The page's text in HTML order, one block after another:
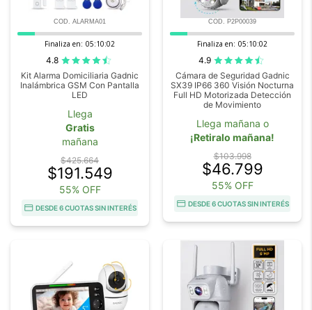
COD. ALARMA01
Finaliza en: 05:10:00
4.8
Kit Alarma Domiciliaria Gadnic
Inalámbrica GSM Con Pantalla
LED
Llega
Gratis
mañana
$425.664
$191.549
55% OFF
DESDE 6 CUOTAS SIN INTERÉS
COD. P2P00039
Finaliza en: 05:10:00
4.9
Cámara de Seguridad Gadnic
SX39 IP66 360 Visión Nocturna
Full HD Motorizada Detección
de Movimiento
Llega mañana o
¡Retiralo mañana!
$103.998
$46.799
55% OFF
DESDE 6 CUOTAS SIN INTERÉS